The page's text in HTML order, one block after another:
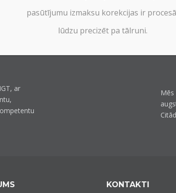
ar
KONTAKTI
pasūtījumu izmaksu korekcijas ir
lūdzu precizēt pa tālruni.